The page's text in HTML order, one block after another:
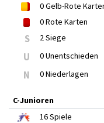
0Gelb-Rote
0Rote Karten
S 2 Siege
U 0 Unentschieden
N 0 Niederlagen
C-Junioren
16Spiele